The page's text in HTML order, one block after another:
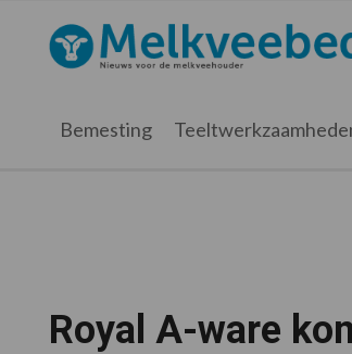
hoofdnavigatie
hoofd
eerste
voettekst
Melkveebedrijf.nl
Bemesting
Royal A-ware